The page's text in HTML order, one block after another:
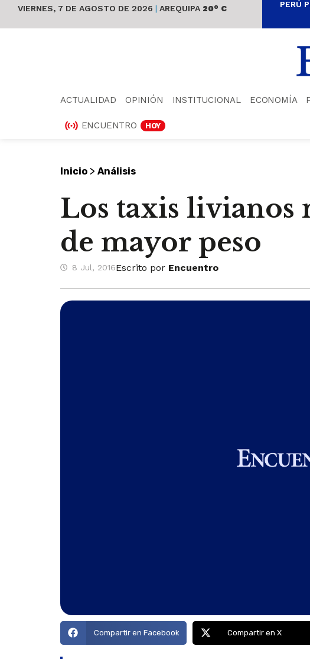
VIERNES, 7 DE AGOSTO DE 2026 | AREQUIPA 20° C PERÚ
ACTUALIDAD OPINIÓN INSTITUCIONAL ECONOMÍA
ENCUENTRO HOY
Inicio > Análisis
Los taxis livianos
de mayor peso
8 Jul, 2016Escrito por Encuentro
Compartir en Facebook Compartir en X